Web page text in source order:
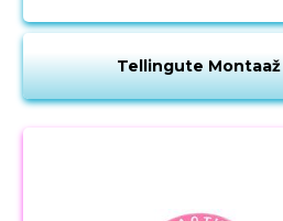
Tellingute Montaaž